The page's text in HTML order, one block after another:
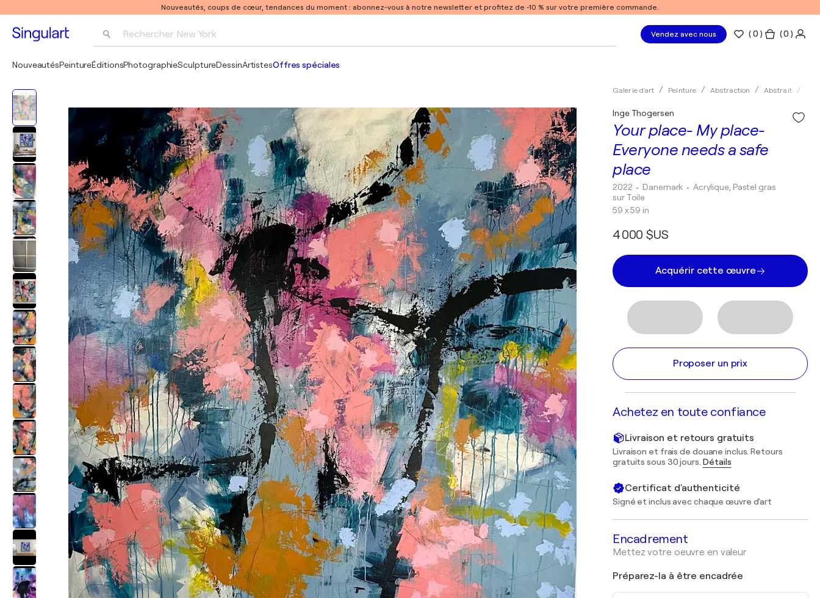
Nouveautés, coups de cœur, tendances du moment : abonnez-vous à notre newsletter et profitez de -10 % sur votre première commande.
Rechercher New York
Pablo Picasso
Vendez avec nous (0 ) ( 0 )
NouveautésPeintureÉditionsPhotographieSculptureDessinArtistesOffres spéciales
Galerie d'art Peinture Abstraction Abstrait
Your place- My place-
Everyone needs a safe
place
Inge Thogersen
2022 • Danemark • Acrylique, Pastel gras
sur Toile
59 x 59 in
4 000 $US
Acquérir cette œuvre
Proposer un prix
Achetez en toute confiance
Livraison et retours gratuits
Livraison et frais de douane inclus. Retours
gratuits sous 30 jours. Détails
Certificat d'authenticité
Signé et inclus avec chaque œuvre d'art
Encadrement
Mettez votre oeuvre en valeur
Préparez-la à être encadrée